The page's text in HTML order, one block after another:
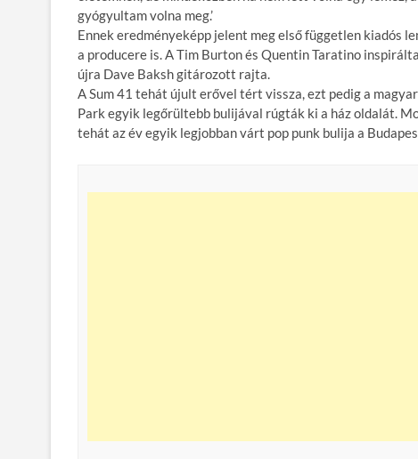
gyógyultam volna meg.’
Ennek eredményeképp jelent meg első független kiadós
a producere is. A Tim Burton és Quentin Taratino
újra Dave Baksh gitározott rajta.
A Sum 41 tehát újult erővel tért vissza, ezt pedig a
Park egyik legőrültebb bulijával rúgták ki a ház oldalát.
tehát az év egyik legjobban várt pop punk bulija a